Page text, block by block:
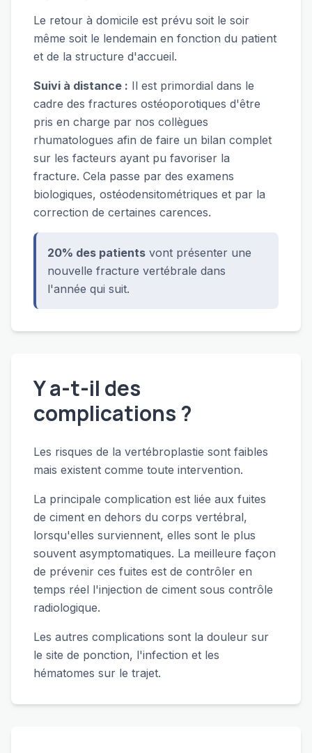
Le retour à domicile est prévu soit le soir
même soit le lendemain en fonction du patient
et de la structure d'accueil.
Suivi à distance : Il est primordial dans le
cadre des fractures ostéoporotiques d'être
pris en charge par nos collègues
rhumatologues afin de faire un bilan complet
sur les facteurs ayant pu favoriser la
fracture. Cela passe par des examens
biologiques, ostéodensitométriques et par la
correction de certaines carences.
20% des patients vont présenter une
nouvelle fracture vertébrale dans
l'année qui suit.
Y a-t-il des
complications ?
Les risques de la vertébroplastie sont faibles
mais existent comme toute intervention.
La principale complication est liée aux fuites
de ciment en dehors du corps vertébral,
lorsqu'elles surviennent, elles sont le plus
souvent asymptomatiques. La meilleure façon
de prévenir ces fuites est de contrôler en
temps réel l'injection de ciment sous contrôle
radiologique.
Les autres complications sont la douleur sur
le site de ponction, l'infection et les
hématomes sur le trajet.